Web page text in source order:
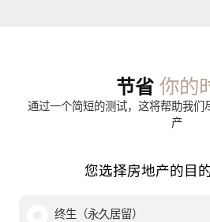
节省 你的
通过一个简短的测试，这将帮助我们
产
您选择房地产的目
终生（永久居留）